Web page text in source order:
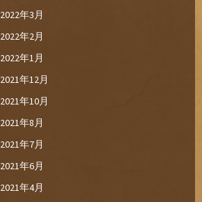
2022年3月
2022年2月
2022年1月
2021年12月
2021年10月
2021年8月
2021年7月
2021年6月
2021年4月